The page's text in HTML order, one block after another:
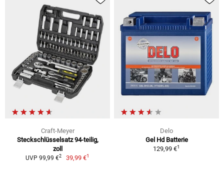
Craft-Meyer
Steckschlüsselsatz 94-teilig,
zoll
UVP 99,99 €2 39,99 €1
Delo
Gel Hd Batterie
129,99 €1